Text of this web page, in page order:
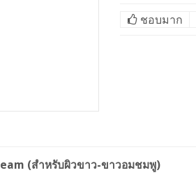
ชอบมาก
(สำหรับผิวขาว-ขาวอมชมพู)